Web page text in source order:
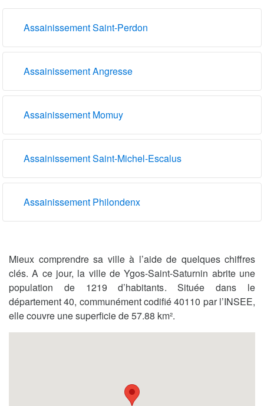
Assainissement Saint-Perdon
Assainissement Angresse
Assainissement Momuy
Assainissement Saint-Michel-Escalus
Assainissement Philondenx
Mieux comprendre sa ville à l’aide de quelques chiffres
clés. A ce jour, la ville de Ygos-Saint-Saturnin abrite une
population de 1219 d’habitants. Située dans le
département 40, communément codifié 40110 par l’INSEE,
elle couvre une superficie de 57.88 km².